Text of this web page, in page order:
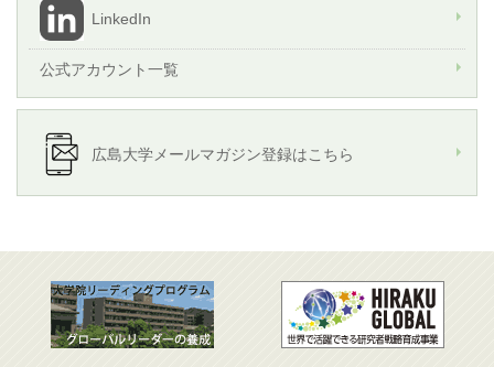
LinkedIn
公式アカウント一覧
広島大学メールマガジン登録はこちら